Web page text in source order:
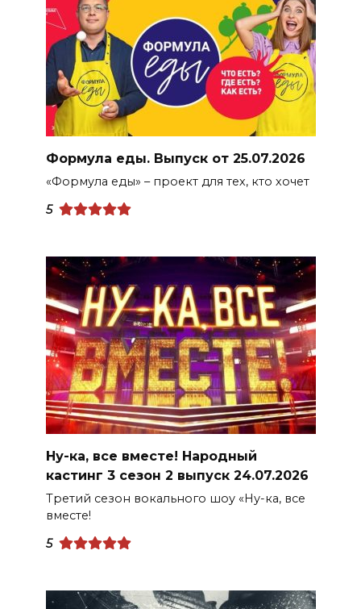
Формула еды. Выпуск от 25.07.2026
«Формула еды» – проект для тех, кто хочет
5
Ну-ка, все вместе! Народный
кастинг 3 сезон 2 выпуск 24.07.2026
Третий сезон вокального шоу «Ну-ка, все
вместе!
5